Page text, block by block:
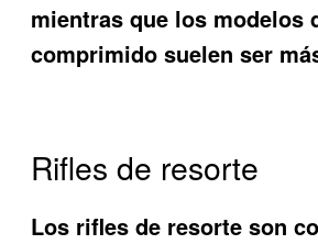
mientras que los modelos
comprimido suelen ser
Rifles de resorte
Los rifles de resorte son